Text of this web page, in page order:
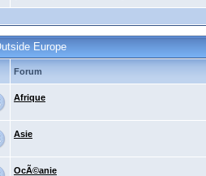
Europe
Forum
Afrique
Asie
OcÃ©anie